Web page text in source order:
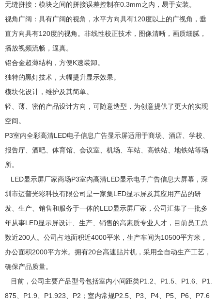
无缝拼接：模块之间的拼接误差控制在0.3mm之内，易于安装。
视角广阔：具有广阔的视角，水平方向具有120度以上的广视角，垂
直方向具有120度的视角。非线性校正技术，图像清晰，画质细腻，
播放视频流畅，逼真。
铝合金超薄结构，方便K速装卸。
独特的黑灯技术，大幅提升显示效果。
模块化设计，维护及其简单。
轻、薄、密的产品设计方向，可随意造型，为创意提供了更大的实现
空间。
P3室内全彩高清LED电子信息广告显示屏适用于商场、酒店、学校、
报告厅、酒吧、体育馆、会议室、机场、车站、高铁站、地铁站等场
所。
LED显示屏厂家商场P3室内高清LED显示电子广告信息大屏幕，深
圳市迈普光彩科技有限公司是一家集LED显示屏及其应用产品的研
发、生产、销售和服务于一体的LED显示屏厂家，公司汇集了一批多
年从事LED显示屏设计、生产、销售的高素质专业人才，目前员工总
数近200人。公司占地面积近4000平米，生产车间为10500平方米，
办公面积2000平方米。拥有20台高速贴片机，采用全自动生产工艺，
确保产品质量。
目前，公司主要产品型号包括室内小间距类P1.2、P1.5、P1.6、P1.
875、P1.9、P1.923、P2；室内常规P2.5、P3、P4、P5、P6、P7.6